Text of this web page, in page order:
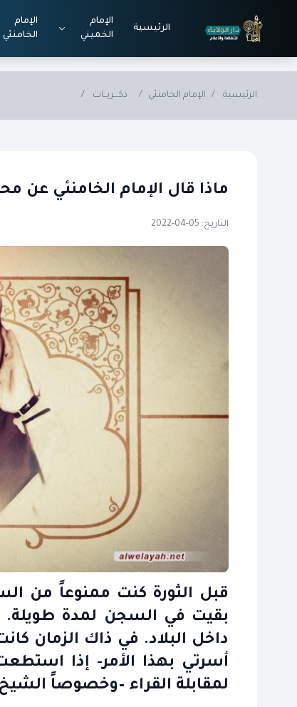
الرئيسية
الإمام
الخميني
الإمام
الخامنئي
الرئيسية / الإمام الخامنئي / ذكـــريــات /
ماذا قال الإمام الخامنئي
التاريخ: 05-04-2022
قبل الثورة كنت ممنوعاً من
بقيت في السجن لمدة
داخل البلاد. في ذاك الزمان
أسرتي بهذا الأمر- إذا
لمقابلة القراء –وخصوصاً